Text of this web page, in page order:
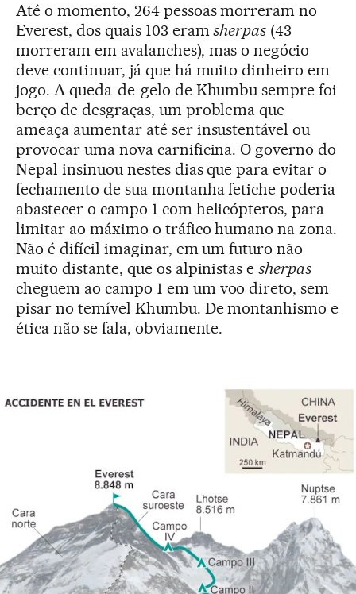
Até o momento, 264 pessoas morreram no
Everest, dos quais 103 eramsherpas (43
morreram em avalanches), mas o negócio
deve continuar, já que há muito dinheiro em
jogo. A queda-de-gelo de Khumbu sempre foi
berço de desgraças, um problema que
ameaça aumentar até ser insustentável ou
provocar uma nova carnificina. O governo do
Nepal insinuou nestes dias que para evitar o
fechamento de sua montanha fetiche poderia
abastecer o campo 1 com helicópteros, para
limitar ao máximo o tráfico humano na zona.
Não é difícil imaginar, em um futuro não
muito distante, que os alpinistas esherpas
cheguem ao campo 1 em um voo direto, sem
pisar no temível Khumbu. De montanhismo e
ética não se fala, obviamente.